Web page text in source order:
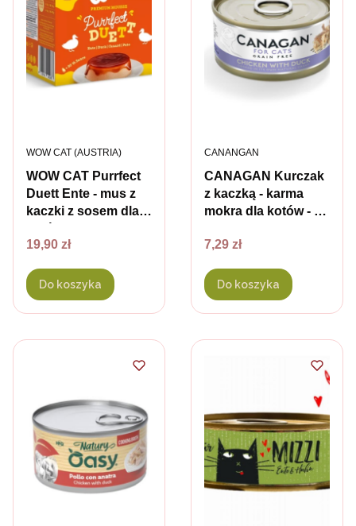
WOW CAT Purrfect
Duett Ente - mus z
kaczki z sosem dla
PRODUCENT
WOW CAT (AUSTRIA)
Cena
19,90 zł
Do koszyka
CANAGAN Kurczak
z kaczką - karma
mokra dla kotów - 75
PRODUCENT
CANANGAN
Cena
7,29 zł
Do koszyka